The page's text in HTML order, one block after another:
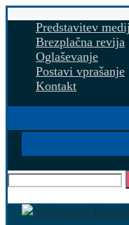
Predstavitev
Brezplačna revija
Oglaševanje
Postavi vprašanje
Kontakt